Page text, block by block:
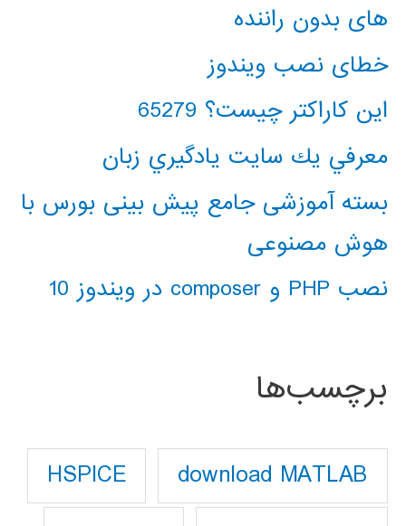
های بدون راننده
خطای نصب ویندوز
این کاراکتر چیست؟ 65279
معرفي يك سايت يادگيري زبان
بسته آموزشی جامع پیش بینی بورس با
هوش مصنوعی
نصب PHP و composer در ویندوز 10
برچسب‌ها
download MATLAB
HSPICE